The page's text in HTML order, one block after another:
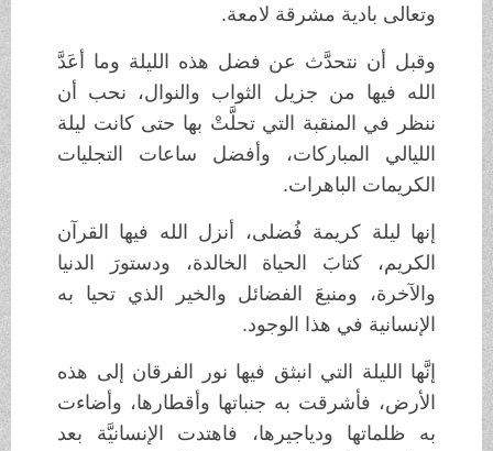
وتعالى بادية مشرقة لامعة.
وقبل أن نتحدَّث عن فضل هذه الليلة وما أعَدَّ
الله فيها من جزيل الثواب والنوال، نحب أن
ننظر في المنقبة التي تحلَّتْ بها حتى كانت ليلة
الليالي المباركات، وأفضل ساعات التجليات
الكريمات الباهرات.
إنها ليلة كريمة فُضلى، أنزل الله فيها القرآن
الكريم، كتابَ الحياة الخالدة، ودستورَ الدنيا
والآخرة، ومنبعَ الفضائل والخير الذي تحيا به
الإنسانية في هذا الوجود.
إنَّها الليلة التي انبثق فيها نور الفرقان إلى هذه
الأرض، فأشرقت به جنباتها وأقطارها، وأضاءت
به ظلماتها ودياجيرها، فاهتدت الإنسانيَّة بعد